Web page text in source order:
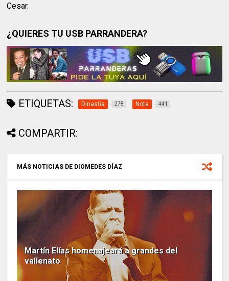
Cesar.
¿QUIERES TU USB PARRANDERA?
ETIQUETAS: Dinastía 278 Nota 441
COMPARTIR:
MÁS NOTICIAS DE DIOMEDES DÍAZ
Martín Elías homenajeará a grandes del
vallenato